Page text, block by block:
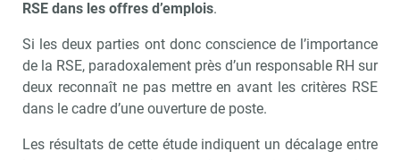
RSE dans les offres d’emplois.
Si les deux parties ont donc conscience de l’importance
de la RSE, paradoxalement près d’un responsable RH sur
deux reconnaît ne pas mettre en avant les critères RSE
dans le cadre d’une ouverture de poste.
Les résultats de cette étude indiquent un décalage entre